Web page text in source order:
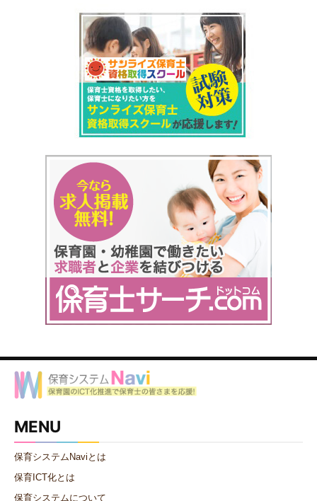
MENU
保育システムNaviとは
保育ICT化とは
保育システムについて